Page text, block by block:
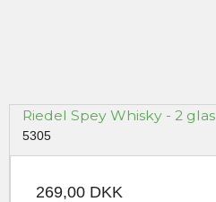
Riedel Spey Whisky - 2 glas
5305
269,00 DKK